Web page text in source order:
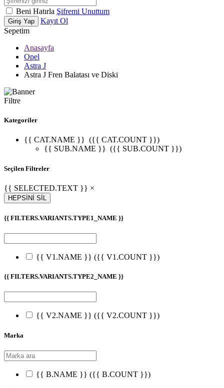
Beni Hatırla Şifremi Unuttum
Giriş Yap
Kayıt Ol
Sepetim
Anasayfa
Opel
Astra J
Astra J Fren Balatası ve Diski
Filtre
Kategoriler
{{ CAT.NAME }} ({{ CAT.COUNT }})
{{ SUB.NAME }} ({{ SUB.COUNT }})
Seçilen Filtreler
{{ SELECTED.TEXT }} ×
HEPSİNİ SİL
{{ FILTERS.VARIANTS.TYPE1_NAME }}
{{ V1.NAME }} ({{ V1.COUNT }})
{{ FILTERS.VARIANTS.TYPE2_NAME }}
{{ V2.NAME }} ({{ V2.COUNT }})
Marka
{{ B.NAME }} ({{ B.COUNT }})